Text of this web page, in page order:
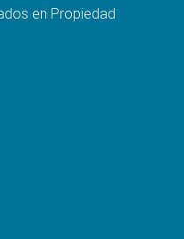
en Propiedad